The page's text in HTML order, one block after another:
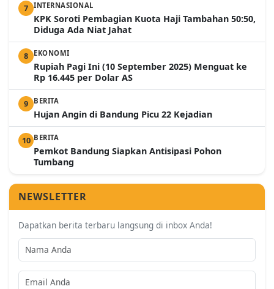
7 INTERNASIONAL
KPK Soroti Pembagian Kuota Haji Tambahan 50:50,
Diduga Ada Niat Jahat
8 EKONOMI
Rupiah Pagi Ini (10 September 2025) Menguat ke
Rp 16.445 per Dolar AS
9 BERITA
Hujan Angin di Bandung Picu 22 Kejadian
10 BERITA
Pemkot Bandung Siapkan Antisipasi Pohon
Tumbang
NEWSLETTER
Dapatkan berita terbaru langsung di inbox Anda!